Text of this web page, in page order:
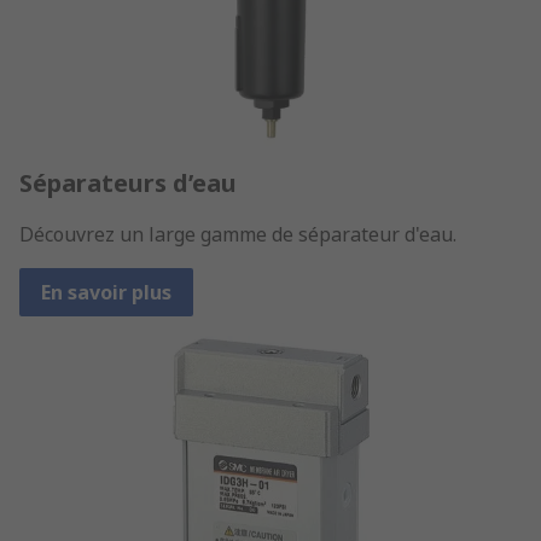
Séparateurs d’eau
Découvrez un large gamme de séparateur d'eau.
En savoir plus